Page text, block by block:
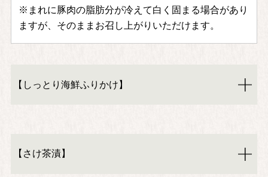
※まれに豚肉の脂肪分が冷えて白く固まる場合があり
ますが、そのままお召し上がりいただけます。
【しっとり海鮮ふりかけ】
【さけ茶漬】